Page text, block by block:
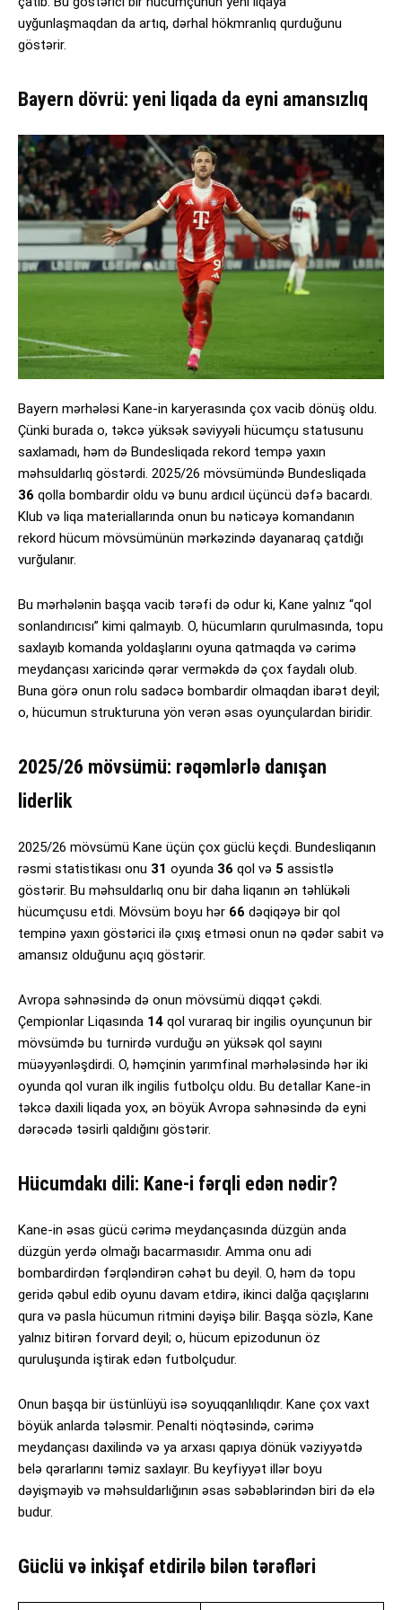
uyğunlaşmaqdan da artıq, dərhal hökmranlıq qurduğunu
göstərir.
Bayern dövrü: yeni liqada da eyni amansızlıq
Bayern mərhələsi Kane-in karyerasında çox vacib dönüş oldu.
Çünki burada o, təkcə yüksək səviyyəli hücumçu statusunu
saxlamadı, həm də Bundesliqada rekord tempə yaxın
məhsuldarlıq göstərdi. 2025/26 mövsümündə Bundesliqada
36 qolla bombardir oldu və bunu ardıcıl üçüncü dəfə bacardı.
Klub və liqa materiallarında onun bu nəticəyə komandanın
rekord hücum mövsümünün mərkəzində dayanaraq çatdığı
vurğulanır.
Bu mərhələnin başqa vacib tərəfi də odur ki, Kane yalnız “qol
sonlandırıcısı” kimi qalmayıb. O, hücumların qurulmasında, topu
saxlayıb komanda yoldaşlarını oyuna qatmaqda və cərimə
meydançası xaricində qərar verməkdə də çox faydalı olub.
Buna görə onun rolu sadəcə bombardir olmaqdan ibarət deyil;
o, hücumun strukturuna yön verən əsas oyunçulardan biridir.
2025/26 mövsümü: rəqəmlərlə danışan
liderlik
2025/26 mövsümü Kane üçün çox güclü keçdi. Bundesliqanın
rəsmi statistikası onu 31 oyunda 36 qol və 5 assistlə
göstərir. Bu məhsuldarlıq onu bir daha liqanın ən təhlükəli
hücumçusu etdi. Mövsüm boyu hər 66 dəqiqəyə bir qol
tempinə yaxın göstərici ilə çıxış etməsi onun nə qədər sabit və
amansız olduğunu açıq göstərir.
Avropa səhnəsində də onun mövsümü diqqət çəkdi.
Çempionlar Liqasında 14 qol vuraraq bir ingilis oyunçunun bir
mövsümdə bu turnirdə vurduğu ən yüksək qol sayını
müəyyənləşdirdi. O, həmçinin yarımfinal mərhələsində hər iki
oyunda qol vuran ilk ingilis futbolçu oldu. Bu detallar Kane-in
təkcə daxili liqada yox, ən böyük Avropa səhnəsində də eyni
dərəcədə təsirli qaldığını göstərir.
Hücumdakı dili: Kane-i fərqli edən nədir?
Kane-in əsas gücü cərimə meydançasında düzgün anda
düzgün yerdə olmağı bacarmasıdır. Amma onu adi
bombardirdən fərqləndirən cəhət bu deyil. O, həm də topu
geridə qəbul edib oyunu davam etdirə, ikinci dalğa qaçışlarını
qura və pasla hücumun ritmini dəyişə bilir. Başqa sözlə, Kane
yalnız bitirən forvard deyil; o, hücum epizodunun öz
quruluşunda iştirak edən futbolçudur.
Onun başqa bir üstünlüyü isə soyuqqanlılıqdır. Kane çox vaxt
böyük anlarda tələsmir. Penalti nöqtəsində, cərimə
meydançası daxilində və ya arxası qapıya dönük vəziyyətdə
belə qərarlarını təmiz saxlayır. Bu keyfiyyət illər boyu
dəyişməyib və məhsuldarlığının əsas səbəblərindən biri də elə
budur.
Güclü və inkişaf etdirilə bilən tərəfləri